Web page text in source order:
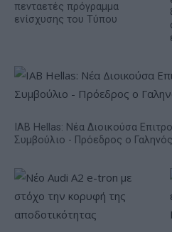
πενταετές πρόγραμμα
ενίσχυσης του Τύπου
IAB Hellas: Νέα Διοικούσα
Συμβούλιο - Πρόεδρος ο Γαληνός